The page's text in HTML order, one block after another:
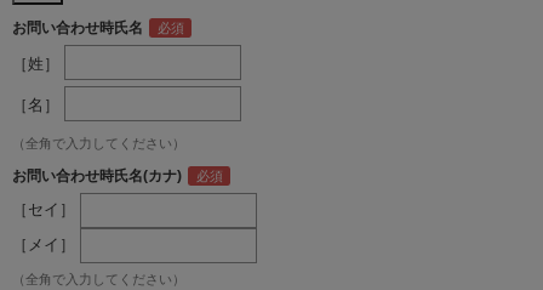
お問い合わせ時氏名
［姓］
［名］
（全角で入力してください）
お問い合わせ時氏名(カナ)
［セイ］
［メイ］
（全角で入力してください）